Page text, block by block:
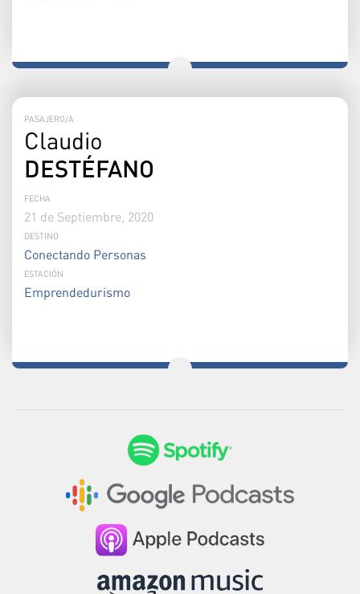
PASAJERO/A
Claudio
DESTÉFANO
FECHA
21 de Septiembre, 2020
DESTINO
Conectando Personas
ESTACIÓN
Emprendedurismo